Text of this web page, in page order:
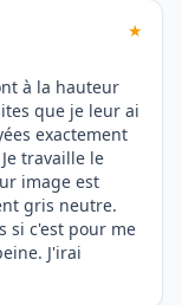
★
à la hauteur
que je leur ai
exactement
travaille le
image est
gris neutre.
si c'est pour me
J'irai